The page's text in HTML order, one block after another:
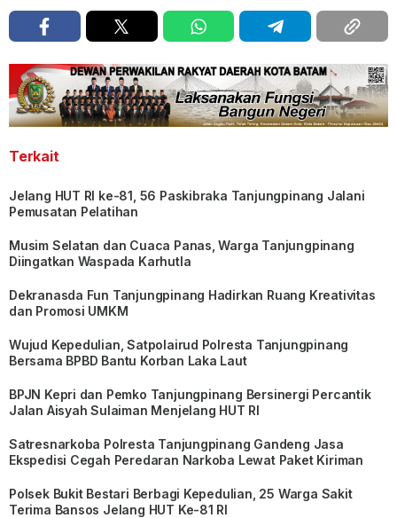
Terkait
Jelang HUT RI ke-81, 56 Paskibraka Tanjungpinang Jalani
Pemusatan Pelatihan
Musim Selatan dan Cuaca Panas, Warga Tanjungpinang
Diingatkan Waspada Karhutla
Dekranasda Fun Tanjungpinang Hadirkan Ruang Kreativitas
dan Promosi UMKM
Wujud Kepedulian, Satpolairud Polresta Tanjungpinang
Bersama BPBD Bantu Korban Laka Laut
BPJN Kepri dan Pemko Tanjungpinang Bersinergi Percantik
Jalan Aisyah Sulaiman Menjelang HUT RI
Satresnarkoba Polresta Tanjungpinang Gandeng Jasa
Ekspedisi Cegah Peredaran Narkoba Lewat Paket Kiriman
Polsek Bukit Bestari Berbagi Kepedulian, 25 Warga Sakit
Terima Bansos Jelang HUT Ke-81 RI